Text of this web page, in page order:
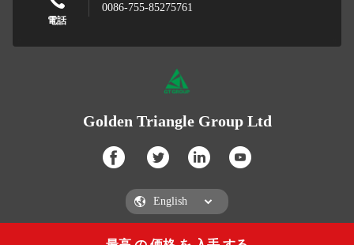
電話
0086-755-85275761
Golden Triangle Group Ltd